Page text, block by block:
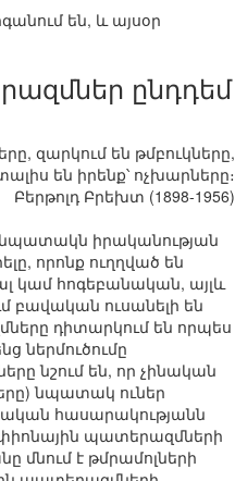
են, և այսօր
ընդդեմ
զարկում են թմբուկները,
են իրենք՝ ոչխարները։
Բերթոլդ Բրեխտ (1898-1956)
նպատակն իրականության
որոնք ուղղված են
կամ հոգեբանական, այլև
բավական ուսանելի են
դիտարկում են որպես
ներմուծումը
նշում են, որ չինական
նպատակ ուներ
հասարակությանն
պատերազմների
է թմրամոլների